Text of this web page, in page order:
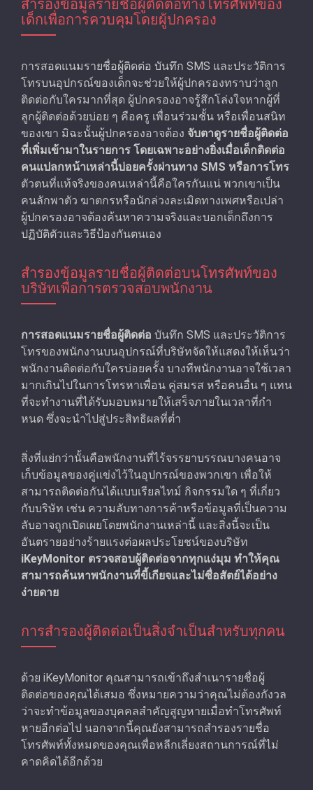
สํารองข้อมูลรายชื่อผู้ติดต่อทางโทรศัพท์ของ
เด็กเพื่อการควบคุมโดยผู้ปกครอง
การสอดแนมรายชื่อผู้ติดต่อ บันทึก SMS และประวัติการ
โทรบนอุปกรณ์ของเด็กจะช่วยให้ผู้ปกครองทราบว่าลูก
ติดต่อกับใครมากที่สุด ผู้ปกครองอาจรู้สึกโล่งใจหากผู้ที่
ลูกผู้ติดต่อด้วยบ่อย ๆ คือครู เพื่อนร่วมชั้น หรือเพื่อนสนิท
ของเขา มิฉะนั้นผู้ปกครองอาจต้อง จับตาดูรายชื่อผู้ติดต่อ
ที่เพิ่มเข้ามาในรายการ โดยเฉพาะอย่างยิ่งเมื่อเด็กติดต่อ
คนแปลกหน้าเหล่านี้บ่อยครั้งผ่านทาง SMS หรือการโทร
ตัวตนที่แท้จริงของคนเหล่านี้คือใครกันแน่ พวกเขาเป็น
คนลักพาตัว ฆาตกรหรือนักล่วงละเมิดทางเพศหรือเปล่า
ผู้ปกครองอาจต้องค้นหาความจริงและบอกเด็กถึงการ
ปฏิบัติตัวและวิธีป้องกันตนเอง
สํารองข้อมูลรายชื่อผู้ติดต่อบนโทรศัพท์ของ
บริษัทเพื่อการตรวจสอบพนักงาน
การสอดแนมรายชื่อผู้ติดต่อ บันทึก SMS และประวัติการ
โทรของพนักงานบนอุปกรณ์ที่บริษัทจัดให้แสดงให้เห็นว่า
พนักงานติดต่อกับใครบ่อยครั้ง บางทีพนักงานอาจใช้เวลา
มากเกินไปในการโทรหาเพื่อน คู่สมรส หรือคนอื่น ๆ แทน
ที่จะทํางานที่ได้รับมอบหมายให้เสร็จภายในเวลาที่กํา
หนด ซึ่งจะนำไปสู่ประสิทธิผลที่ต่ำ
สิ่งที่แย่กว่านั้นคือพนักงานที่ไร้จรรยาบรรณบางคนอาจ
เก็บข้อมูลของคู่แข่งไว้ในอุปกรณ์ของพวกเขา เพื่อให้
สามารถติดต่อกันได้แบบเรียลไทม์ กิจกรรมใด ๆ ที่เกี่ยว
กับบริษัท เช่น ความลับทางการค้าหรือข้อมูลที่เป็นความ
ลับอาจถูกเปิดเผยโดยพนักงานเหล่านี้ และสิ่งนี้จะเป็น
อันตรายอย่างร้ายแรงต่อผลประโยชน์ของบริษัท
iKeyMonitor ตรวจสอบผู้ติดต่อจากทุกแง่มุม ทำให้คุณ
สามารถค้นหาพนักงานที่ขี้เกียจและไม่ซื่อสัตย์ได้อย่าง
ง่ายดาย
การสํารองผู้ติดต่อเป็นสิ่งจําเป็นสําหรับทุกคน
ด้วย iKeyMonitor คุณสามารถเข้าถึงสําเนารายชื่อผู้
ติดต่อของคุณได้เสมอ ซึ่งหมายความว่าคุณไม่ต้องกังวล
ว่าจะทำข้อมูลของบุคคลสำคัญสูญหายเมื่อทําโทรศัพท์
หายอีกต่อไป นอกจากนี้คุณยังสามารถสํารองรายชื่อ
โทรศัพท์ทั้งหมดของคุณเพื่อหลีกเลี่ยงสถานการณ์ที่ไม่
คาดคิดได้อีกด้วย